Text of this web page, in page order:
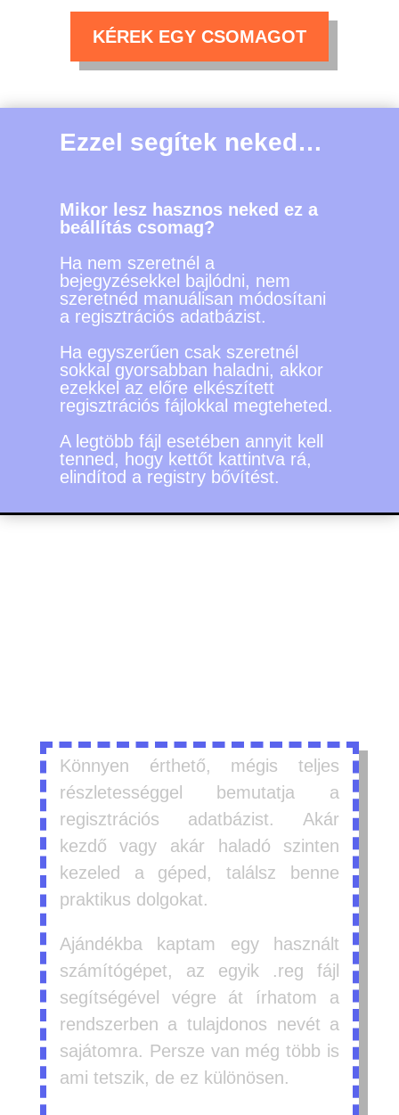
KÉREK EGY CSOMAGOT
Ezzel segítek neked…
Mikor lesz hasznos neked ez a
beállítás csomag?
Ha nem szeretnél a
bejegyzésekkel bajlódni, nem
szeretnéd manuálisan módosítani
a regisztrációs adatbázist.
Ha egyszerűen csak szeretnél
sokkal gyorsabban haladni, akkor
ezekkel az előre elkészített
regisztrációs fájlokkal megteheted.
A legtöbb fájl esetében annyit kell
tenned, hogy kettőt kattintva rá,
elindítod a registry bővítést.
Könnyen érthető, mégis teljes
részletességgel bemutatja a
regisztrációs adatbázist. Akár
kezdő vagy akár haladó szinten
kezeled a géped, találsz benne
praktikus dolgokat.
Ajándékba kaptam egy használt
számítógépet, az egyik .reg fájl
segítségével végre át írhatom a
rendszerben a tulajdonos nevét a
sajátomra. Persze van még több is
ami tetszik, de ez különösen.